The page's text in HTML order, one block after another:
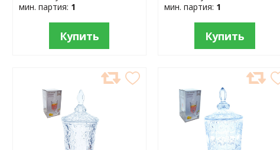
мин. партия: 1
Купить
мин. партия: 1
Купить
ИЗБРАННОЕ
В
ИЗБРАННОЕ